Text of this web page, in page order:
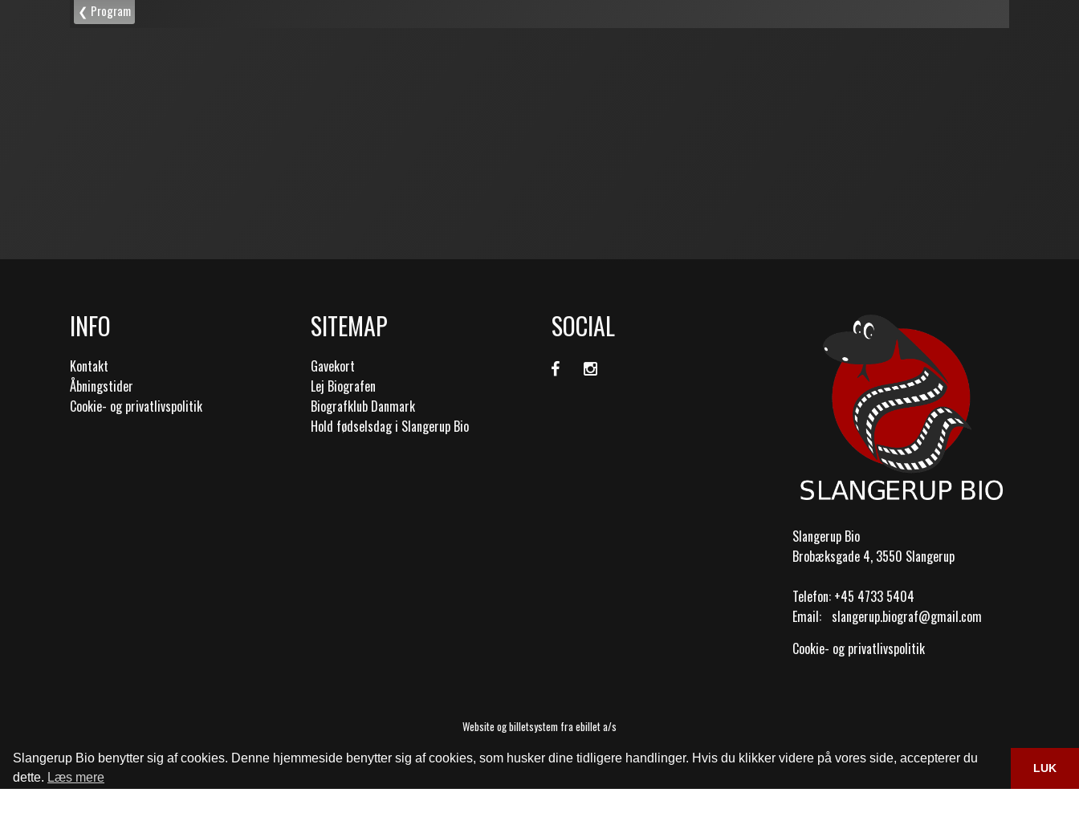
Slangerup Bio benytter sig af cookies. Denne hjemmeside benytter sig af cookies, som husker dine tidligere handlinger. Hvis du klikker videre på vores side, accepterer du
dette. Læs mere
LUK
INFO
Kontakt
Åbningstider
Cookie- og privatlivspolitik
SITEMAP
Gavekort
Lej Biografen
Biografklub Danmark
Hold fødselsdag i Slangerup Bio
SOCIAL
Slangerup Bio
Brobæksgade 4, 3550 Slangerup
Telefon: +45 4733 5404
Email: slangerup.biograf@gmail.com
Cookie- og privatlivspolitik
Website og billetsystem fra ebillet a/s